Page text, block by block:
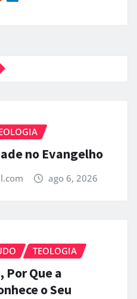
no Evangelho
ago 6, 2026
TEOLOGIA
Por Que a
o Seu